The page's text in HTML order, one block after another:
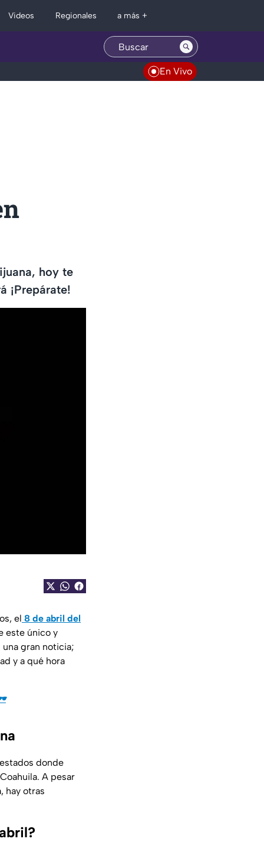
Videos Regionales a más +
En Vivo
hoy te
¡Prepárate!
el 8 de abril del
este único y
gran noticia;
y a qué hora
donde
A pesar
hay otras